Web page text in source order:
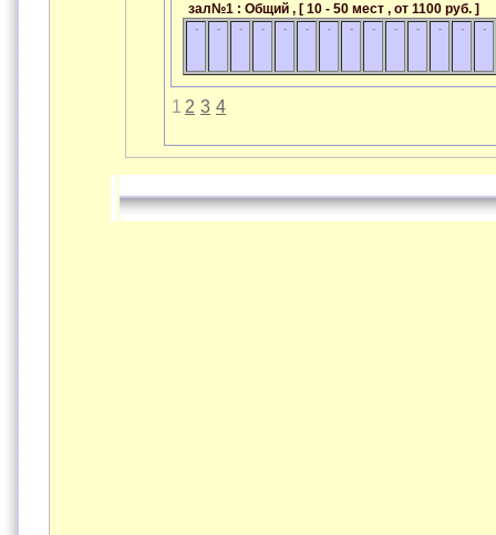
зал№1 : Общий , [ 10 - 50 мест , от 1100 руб. ]
- - - - - - - - - - - - - -
1 2 3 4